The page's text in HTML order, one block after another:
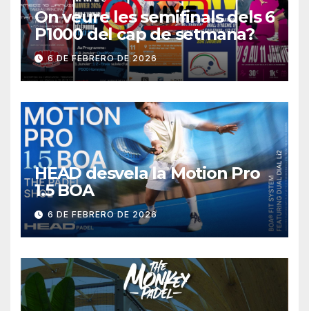
On veure les semifinals dels 6
P1000 del cap de setmana?
6 DE FEBRERO DE 2026
HEAD desvela la Motion Pro
1.5 BOA
6 DE FEBRERO DE 2026